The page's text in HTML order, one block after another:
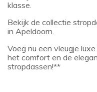
klasse.
Bekijk de collectie
in Apeldoorn.
Voeg nu een vleugje
het comfort en de
stropdassen!**